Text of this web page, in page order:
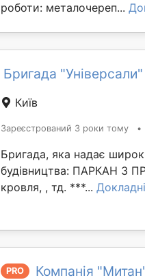
роботи: металочереп...
Бригада "Універсали"
Київ
Зареєстрований 3 роки тому •
Бригада, яка надає
будівництва: ПАРКАН З
кровля, , тд. ***...
PRO Компанія